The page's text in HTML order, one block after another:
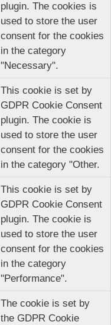
plugin. The cookies is
used to store the user
consent for the cookies
in the category
"Necessary".
This cookie is set by
GDPR Cookie Consent
plugin. The cookie is
used to store the user
consent for the cookies
in the category "Other.
This cookie is set by
GDPR Cookie Consent
plugin. The cookie is
used to store the user
consent for the cookies
in the category
"Performance".
The cookie is set by
the GDPR Cookie